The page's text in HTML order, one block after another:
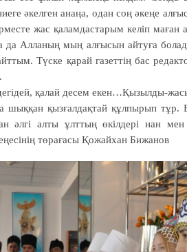
әкелген анаңа, одан соң әкеңе
жас қа­лам­дастарым келіп
да Алланың мың алғысын айтуға
Түске қарай газеттің бас
қалай десем екен…Қызылды-
шыққан қызғалдақтай құлпырып тұр.
әлгі алты ұлттың өкілдері нан
төрағасы Қожайхан Бижанов